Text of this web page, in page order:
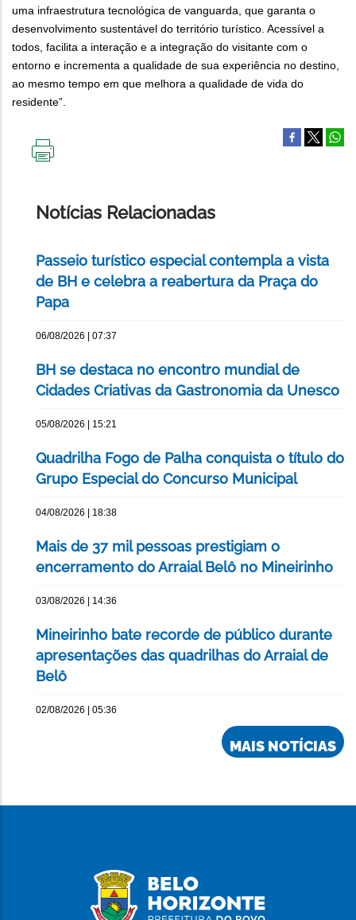
uma infraestrutura tecnológica de vanguarda, que garanta o
desenvolvimento sustentável do território turístico. Acessível a
todos, facilita a interação e a integração do visitante com o
entorno e incrementa a qualidade de sua experiência no destino,
ao mesmo tempo em que melhora a qualidade de vida do
residente”.
Notícias Relacionadas
Passeio turístico especial contempla a vista
de BH e celebra a reabertura da Praça do
Papa
06/08/2026 | 07:37
BH se destaca no encontro mundial de
Cidades Criativas da Gastronomia da Unesco
05/08/2026 | 15:21
Quadrilha Fogo de Palha conquista o título do
Grupo Especial do Concurso Municipal
04/08/2026 | 18:38
Mais de 37 mil pessoas prestigiam o
encerramento do Arraial Belô no Mineirinho
03/08/2026 | 14:36
Mineirinho bate recorde de público durante
apresentações das quadrilhas do Arraial de
Belô
02/08/2026 | 05:36
MAIS NOTÍCIAS